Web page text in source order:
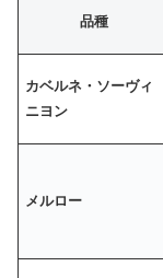
品種
カベルネ・ソーヴィ
ニヨン
メルロー